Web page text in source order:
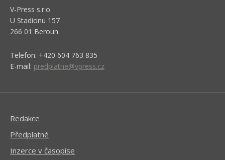
V-Press s.r.o.
U Stadionu 157
266 01 Beroun
Telefon: +420 604 763 835
E-mail: predplatne@vpress.cz
Redakce
Předplatné
Inzerce v časopise